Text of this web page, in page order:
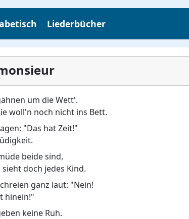
Liederbücher
um die Wett'.
woll'n noch nicht ins Bett.
"Das hat Zeit!"
beide sind,
doch jedes Kind.
ganz laut: "Nein!
hinein!"
keine Ruh.